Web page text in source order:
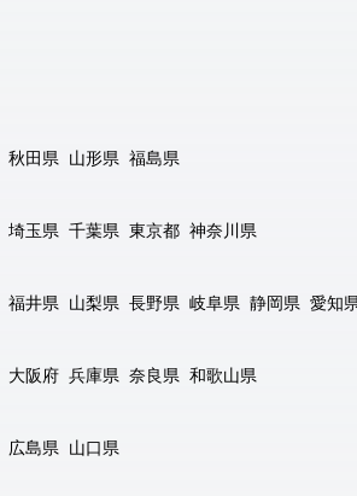
秋田県 山形県 福島県
埼玉県 千葉県 東京都 神奈川県
福井県 山梨県 長野県 岐阜県 静岡県 愛知
大阪府 兵庫県 奈良県 和歌山県
広島県 山口県